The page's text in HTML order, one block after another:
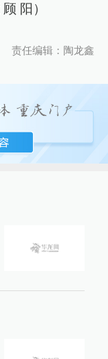
阳）
责任编辑：陶龙鑫